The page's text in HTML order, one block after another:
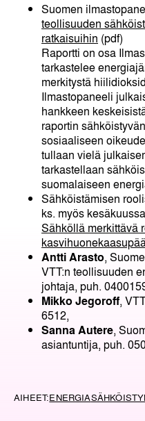
Suomen
teollisuuden
ratkaisuihin (pdf)
Raportti on osa
tarkastelee
merkitystä
Ilmastopaneeli
hankkeen
raportin
sosiaaliseen
tullaan vielä
tarkastellaan
suomalaiseen
Sähköistämisen
ks. myös
Sähköllä merkittävä
Antti Arasto,
VTT:n teollisuuden
johtaja, puh.
Mikko Jegoroff,
6512,
Sanna Autere,
asiantuntija, puh.
AIHEET:ENERGIA